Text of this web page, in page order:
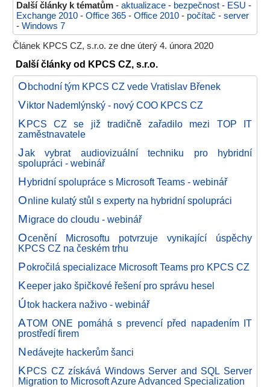
Další články k tématům - aktualizace - bezpečnost - ESU -
Exchange 2010 - Office 365 - Office 2010 - počítač - server
- Windows 7
Článek KPCS CZ, s.r.o. ze dne úterý 4. února 2020
Další články od KPCS CZ, s.r.o.
Obchodní tým KPCS CZ vede Vratislav Břenek
Viktor Nademlýnský - nový COO KPCS CZ
KPCS CZ se již tradičně zařadilo mezi TOP IT
zaměstnavatele
Jak vybrat audiovizuální techniku pro hybridní
spolupráci - webinář
Hybridní spolupráce s Microsoft Teams - webinář
Online kulatý stůl s experty na hybridní spolupráci
Migrace do cloudu - webinář
Ocenění Microsoftu potvrzuje vynikající úspěchy
KPCS CZ na českém trhu
Pokročilá specializace Microsoft Teams pro KPCS CZ
Keeper jako špičkové řešení pro správu hesel
Útok hackera naživo - webinář
ATOM ONE pomáhá s prevencí před napadením IT
prostředí firem
Nedávejte hackerům šanci
KPCS CZ získává Windows Server and SQL Server
Migration to Microsoft Azure Advanced Specialization